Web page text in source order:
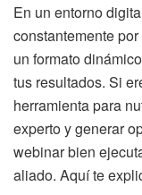
En un entorno
constantemente
un formato
tus resultados. Si
herramienta para
experto y generar
webinar bien
aliado. Aquí te